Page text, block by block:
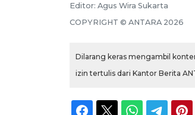
Editor: Agus Wira Sukarta
COPYRIGHT © ANTARA 2026
Dilarang keras mengambil
izin tertulis dari Kantor Berita